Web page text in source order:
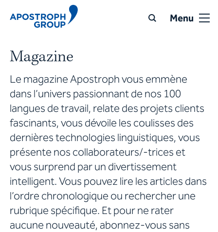
Menu
Magazine
Le magazine Apostroph vous emmène
dans l’univers passionnant de nos 100
langues de travail, relate des projets clients
fascinants, vous dévoile les coulisses des
dernières technologies linguistiques, vous
présente nos collaborateurs/-trices et
vous surprend par un divertissement
intelligent. Vous pouvez lire les articles dans
l’ordre chronologique ou rechercher une
rubrique spécifique. Et pour ne rater
aucune nouveauté, abonnez-vous sans